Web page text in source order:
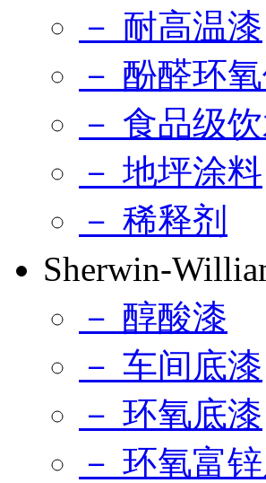
－ 耐高温漆
－ 酚醛环
－ 食品级
－ 地坪涂料
－ 稀释剂
Sherwin-
－ 醇酸漆
－ 车间底漆
－ 环氧底漆
－ 环氧富